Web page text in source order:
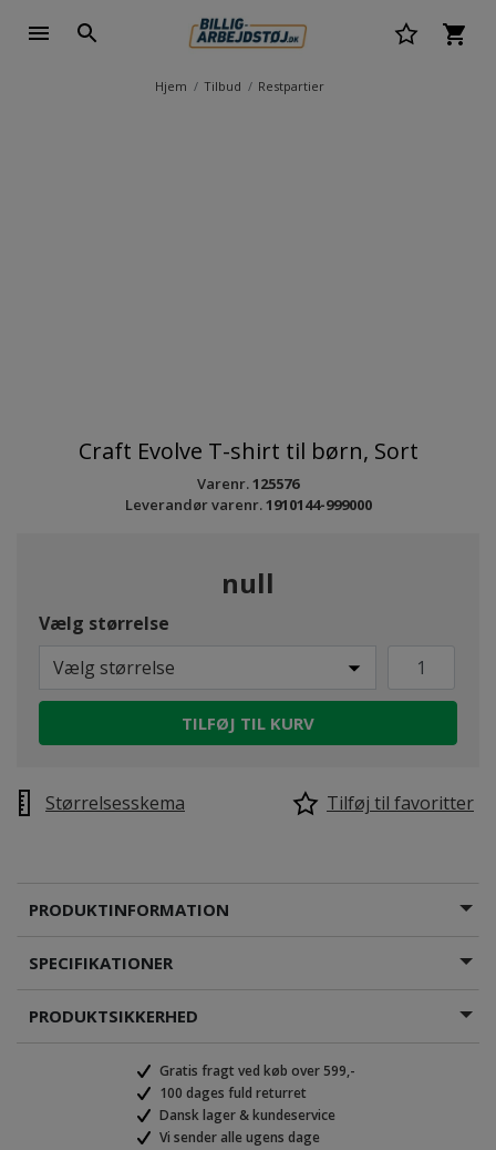
Hjem Tilbud Restpartier
Craft Evolve T-shirt til børn, Sort
Varenr.125576
Leverandør varenr.1910144-999000
null
Vælg størrelse
Vælg størrelse
TILFØJ TIL KURV
Størrelsesskema Tilføj til favoritter
PRODUKTINFORMATION
SPECIFIKATIONER
PRODUKTSIKKERHED
Gratis fragt ved køb over 599,-
100 dages fuld returret
Dansk lager & kundeservice
Vi sender alle ugens dage